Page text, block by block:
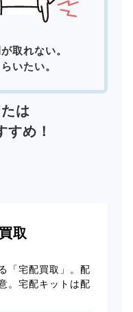
取れない。
いたい。
は
すめ！
取
「宅配買取」。配
。宅配キットは配